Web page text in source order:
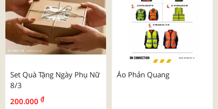
Set Quà Tặng Ngày Phụ Nữ
8/3
200.000 ₫
Áo Phản Quang